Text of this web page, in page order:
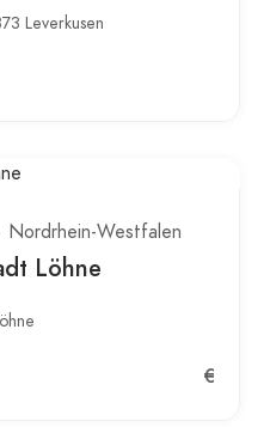
Leverkusen
Nordrhein-Westfalen
Löhne
€